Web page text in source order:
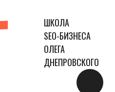
ШКОЛА
SEO-БИЗНЕСА
ОЛЕГА
ДНЕПРОВСКОГО